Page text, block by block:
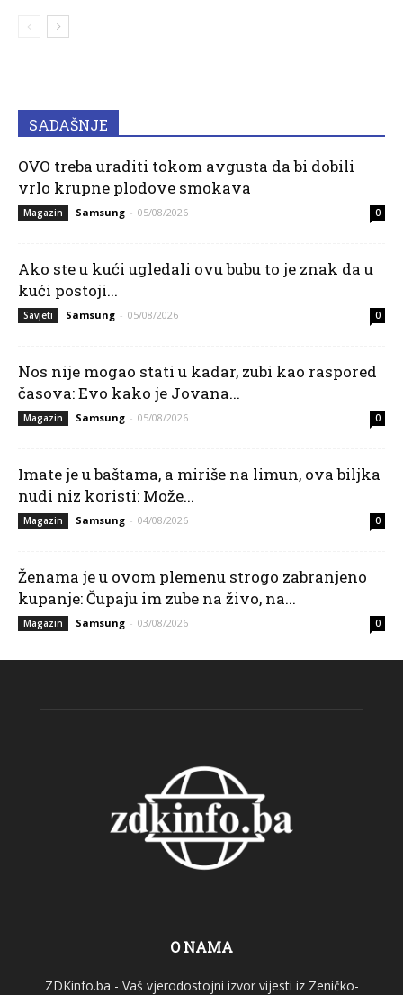
SADAŠNJE
OVO treba uraditi tokom avgusta da bi dobili
vrlo krupne plodove smokava
Magazin Samsung - 05/08/2026 0
Ako ste u kući ugledali ovu bubu to je znak da u
kući postoji...
Savjeti Samsung - 05/08/2026 0
Nos nije mogao stati u kadar, zubi kao raspored
časova: Evo kako je Jovana...
Magazin Samsung - 05/08/2026 0
Imate je u baštama, a miriše na limun, ova biljka
nudi niz koristi: Može...
Magazin Samsung - 04/08/2026 0
Ženama je u ovom plemenu strogo zabranjeno
kupanje: Čupaju im zube na živo, na...
Magazin Samsung - 03/08/2026 0
O NAMA
ZDKinfo.ba - Vaš vjerodostojni izvor vijesti iz Zeničko-